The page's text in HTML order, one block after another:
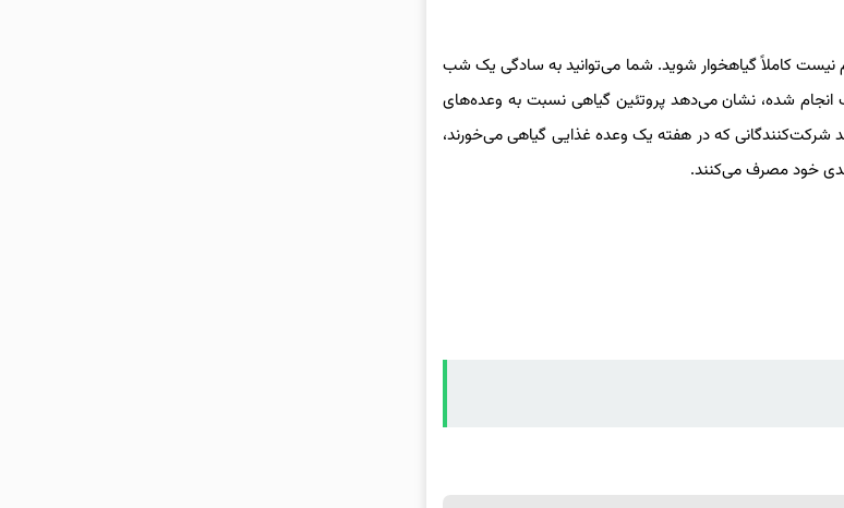
نیست کاملاً گیاهخوار شوید. شما می‌توانید به سادگی یک شب
شده، نشان می‌دهد پروتئین گیاهی نسبت به وعده‌های
شرکت‌کنندگانی که در هفته یک وعده غذایی گیاهی می‌خورند،